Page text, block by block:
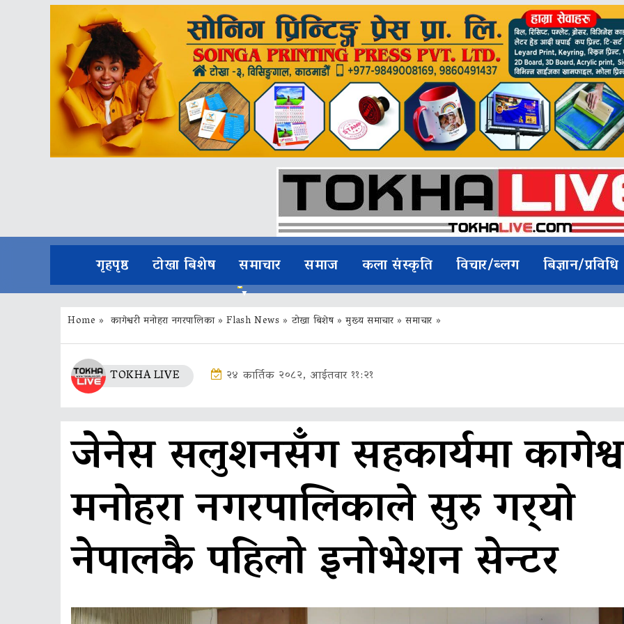
गृहपृष्ठ टोखा बिशेष समाचार समाज कला संस्कृति विचार/ब्लग बिज्ञान/प्रविधि
Home » कागेश्वरी मनोहरा नगरपालिका»Flash News » टोखा बिशेष»मुख्य समाचार»समाचार »
TOKHA LIVE २४ कार्तिक २०८२, आईतवार ११:२१
जेनेस सलुशनसँग सहकार्यमा
मनोहरा नगरपालिकाले सुरु गर्‍यो
नेपालकै पहिलो इनोभेशन सेन्टर